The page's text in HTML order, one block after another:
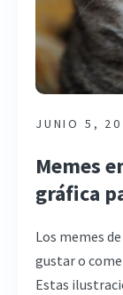
JUNIO 5,
Memes
gráfica
Los memes
gustar o
Estas